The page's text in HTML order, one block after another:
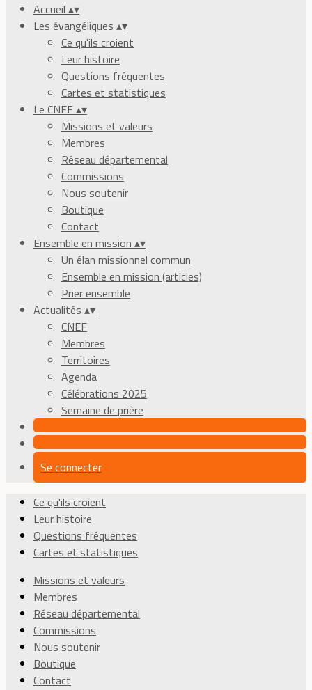
Accueil ▴▾
Les évangéliques ▴▾
Ce qu'ils croient
Leur histoire
Questions fréquentes
Cartes et statistiques
Le CNEF▴▾
Missions et valeurs
Membres
Réseau départemental
Commissions
Nous soutenir
Boutique
Contact
Ensemble en mission ▴▾
Un élan missionnel commun
Ensemble en mission (articles)
Prier ensemble
Actualités ▴▾
CNEF
Membres
Territoires
Agenda
Célébrations 2025
Semaine de prière
Se connecter
Ce qu'ils croient
Leur histoire
Questions fréquentes
Cartes et statistiques
Missions et valeurs
Membres
Réseau départemental
Commissions
Nous soutenir
Boutique
Contact